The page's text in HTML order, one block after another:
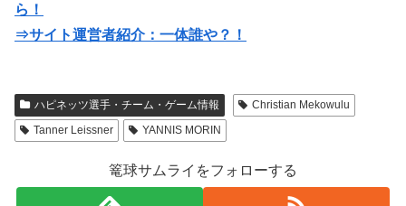
ら！
⇒サイト運営者紹介：一体誰や？！
ハピネッツ選手・チーム・ゲーム情報
Christian Mekowulu
Tanner Leissner
YANNIS MORIN
篭球サムライをフォローする